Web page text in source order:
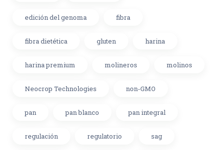
edición del genoma fibra
fibra dietética gluten harina
harina premium molineros molinos
Neocrop Technologies non-GMO
pan pan blanco pan integral
regulación regulatorio sag